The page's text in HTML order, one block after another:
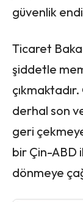
güvenlik
Ticaret
şiddetle
derhal son
geri
bir Çin-ABD
dönmeye